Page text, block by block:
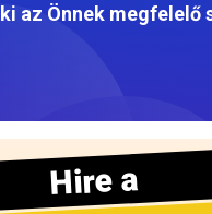
az Önnek megfelelő
Hire a